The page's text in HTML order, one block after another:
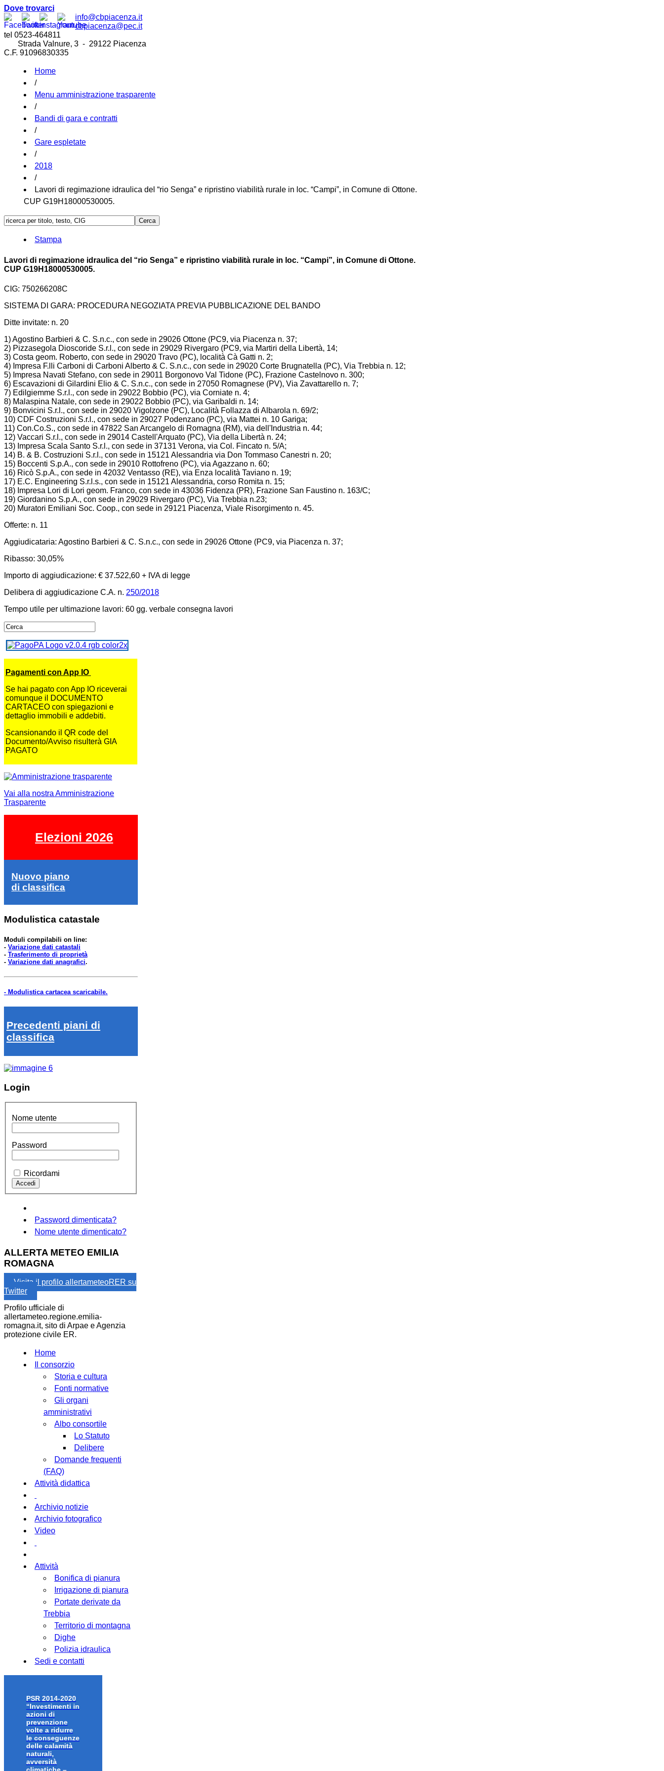
Dove trovarci
info@cbpiacenza.it
cbpiacenza@pec.it
tel 0523-464811
Strada Valnure, 3 - 29122 Piacenza
C.F. 91096830335
Home
/
Menu amministrazione trasparente
/
Bandi di gara e contratti
/
Gare espletate
/
2018
/
Lavori di regimazione idraulica del “rio Senga” e ripristino viabilità rurale in loc. “Campi”, in Comune di Ottone.
CUP G19H18000530005.
Stampa
Lavori di regimazione idraulica del “rio Senga” e ripristino viabilità rurale in loc. “Campi”, in Comune di Ottone.
CUP G19H18000530005.
CIG: 750266208C
SISTEMA DI GARA: PROCEDURA NEGOZIATA PREVIA PUBBLICAZIONE DEL BANDO
Ditte invitate: n. 20
1) Agostino Barbieri & C. S.n.c., con sede in 29026 Ottone (PC9, via Piacenza n. 37;
2) Pizzasegola Dioscoride S.r.l., con sede in 29029 Rivergaro (PC9, via Martiri della Libertà, 14;
3) Costa geom. Roberto, con sede in 29020 Travo (PC), località Cà Gatti n. 2;
4) Impresa F.lli Carboni di Carboni Alberto & C. S.n.c., con sede in 29020 Corte Brugnatella (PC), Via Trebbia n. 12;
5) Impresa Navati Stefano, con sede in 29011 Borgonovo Val Tidone (PC), Frazione Castelnovo n. 300;
6) Escavazioni di Gilardini Elio & C. S.n.c., con sede in 27050 Romagnese (PV), Via Zavattarello n. 7;
7) Edilgiemme S.r.l., con sede in 29022 Bobbio (PC), via Corniate n. 4;
8) Malaspina Natale, con sede in 29022 Bobbio (PC), via Garibaldi n. 14;
9) Bonvicini S.r.l., con sede in 29020 Vigolzone (PC), Località Follazza di Albarola n. 69/2;
10) CDF Costruzioni S.r.l., con sede in 29027 Podenzano (PC), via Mattei n. 10 Gariga;
11) Con.Co.S., con sede in 47822 San Arcangelo di Romagna (RM), via dell'Industria n. 44;
12) Vaccari S.r.l., con sede in 29014 Castell'Arquato (PC), Via della Libertà n. 24;
13) Impresa Scala Santo S.r.l., con sede in 37131 Verona, via Col. Fincato n. 5/A;
14) B. & B. Costruzioni S.r.l., con sede in 15121 Alessandria via Don Tommaso Canestri n. 20;
15) Boccenti S.p.A., con sede in 29010 Rottofreno (PC), via Agazzano n. 60;
16) Ricò S.p.A., con sede in 42032 Ventasso (RE), via Enza località Taviano n. 19;
17) E.C. Engineering S.r.l.s., con sede in 15121 Alessandria, corso Romita n. 15;
18) Impresa Lori di Lori geom. Franco, con sede in 43036 Fidenza (PR), Frazione San Faustino n. 163/C;
19) Giordanino S.p.A., con sede in 29029 Rivergaro (PC), Via Trebbia n.23;
20) Muratori Emiliani Soc. Coop., con sede in 29121 Piacenza, Viale Risorgimento n. 45.
Offerte: n. 11
Aggiudicataria: Agostino Barbieri & C. S.n.c., con sede in 29026 Ottone (PC9, via Piacenza n. 37;
Ribasso: 30,05%
Importo di aggiudicazione: € 37.522,60 + IVA di legge
Delibera di aggiudicazione C.A. n. 250/2018
Tempo utile per ultimazione lavori: 60 gg. verbale consegna lavori
Pagamenti con App IO
Se hai pagato con App IO riceverai
comunque il DOCUMENTO
CARTACEO con spiegazioni e
dettaglio immobili e addebiti.
Scansionando il QR code del
Documento/Avviso risulterà GIA
PAGATO
Vai alla nostra Amministrazione
Trasparente
Elezioni 2026
Nuovo piano
di classifica
Modulistica catastale
Moduli compilabili on line:
- Variazione dati catastali
- Trasferimento di proprietà
- Variazione dati anagrafici.
- Modulistica cartacea scaricabile.
Precedenti piani di
classifica
Login
Nome utente
Password
Ricordami
Password dimenticata?
Nome utente dimenticato?
ALLERTA METEO EMILIA
ROMAGNA
Visita il profilo allertameteoRER su
Twitter
Profilo ufficiale di
allertameteo.regione.emilia-
romagna.it, sito di Arpae e Agenzia
protezione civile ER.
Home
Il consorzio
Storia e cultura
Fonti normative
Gli organi
amministrativi
Albo consortile
Lo Statuto
Delibere
Domande frequenti
(FAQ)
Attività didattica
Archivio notizie
Archivio fotografico
Video
Attività
Bonifica di pianura
Irrigazione di pianura
Portate derivate da
Trebbia
Territorio di montagna
Dighe
Polizia idraulica
Sedi e contatti
PSR 2014-2020
“Investimenti in
azioni di
prevenzione
volte a ridurre
le conseguenze
delle calamità
naturali,
avversità